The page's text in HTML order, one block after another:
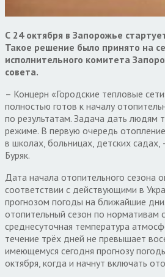
С 24 октября в Запорожье
Такое решение было принято на
исполнительного комитета
совета.
– Концерн «Городские тепловые
полностью готов к началу
по результатам. Задача дать людям
режиме. В первую очередь
в школах, больницах, детских
Буряк.
Дата начала отопительного сезона
соответствии с действующими в
прогнозом погоды на ближайшие
отопительный сезон по нормативам
среднесуточная температура
течение трёх дней не превышает
имеющемуся сегодня прогнозу
октября, когда и начнут включать